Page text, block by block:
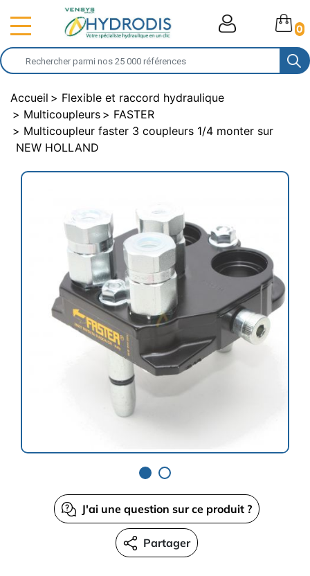
0
Accueil
Flexible et raccord hydraulique
Multicoupleurs
FASTER
Multicoupleur faster 3 coupleurs 1/4 monter sur
NEW HOLLAND
J'ai une question sur ce produit ?
Partager